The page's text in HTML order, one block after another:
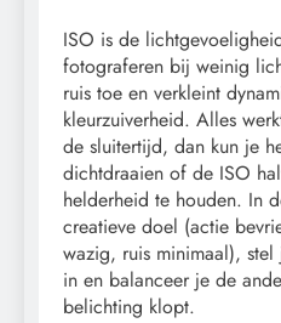
ISO is de
fotograferen bij weinig
ruis toe en verkleint
kleurzuiverheid. Alles
de sluitertijd, dan kun je
dichtdraaien of de ISO
helderheid te houden. In
creatieve doel (actie
wazig, ruis minimaal),
in en balanceer je de
belichting klopt.